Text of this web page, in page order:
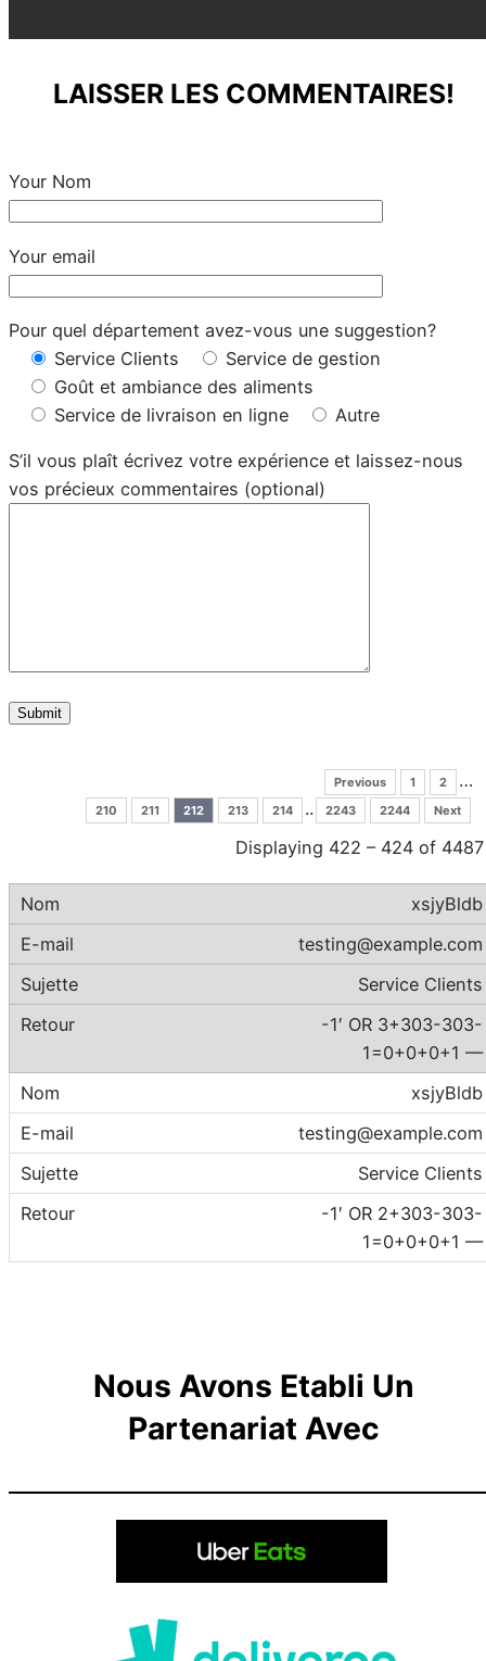
LAISSER LES COMMENTAIRES!
Your Nom
Your email
Pour quel département avez-vous une suggestion?
Service Clients
Service de gestion
Goût et ambiance des aliments
Service de livraison en ligne
Autre
S’il vous plaît écrivez votre expérience et laissez-nous
vos précieux commentaires (optional)
Previous 1 2 …
210 211 212 213 214 .. 2243 2244 Next
Displaying 422 – 424 of 4487
xsjyBldb
testing@example.com
Service Clients
-1′ OR 3+303-303-
1=0+0+0+1 —
xsjyBldb
testing@example.com
Service Clients
-1′ OR 2+303-303-
1=0+0+0+1 —
Nous Avons Etabli Un
Partenariat Avec